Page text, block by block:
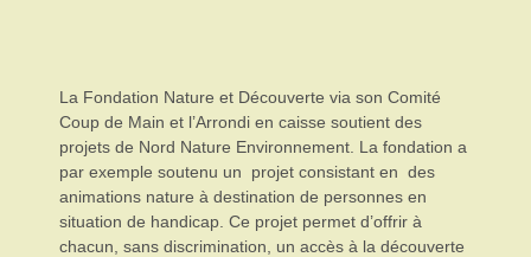
La Fondation Nature et Découverte via son Comité
Coup de Main et l’Arrondi en caisse soutient des
projets de Nord Nature Environnement. La fondation a
par exemple soutenu un projet consistant en des
animations nature à destination de personnes en
situation de handicap. Ce projet permet d’offrir à
chacun, sans discrimination, un accès à la découverte